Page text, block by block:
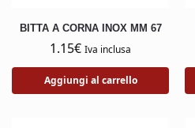
BITTA A CORNA INOX MM 67
1.15€ Iva inclusa
Aggiungi al carrello